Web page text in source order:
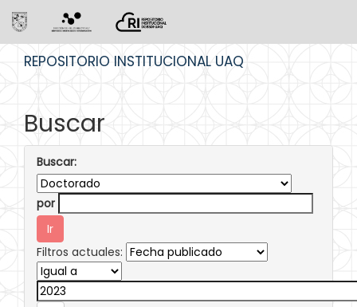
REPOSITORIO INSTITUCIONAL UAQ
Buscar
Buscar:
por
Filtros actuales: